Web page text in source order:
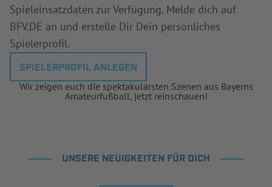
Spieleinsatzdaten zur Verfügung. Melde dich auf
BFV.DE an und erstelle Dir Dein persönliches
Spielerprofil.
SPIELERPROFIL ANLEGEN
Wir zeigen euch die spektakulärsten Szenen aus Bayerns
Amateurfußball, jetzt reinschauen!
UNSERE NEUIGKEITEN FÜR DICH